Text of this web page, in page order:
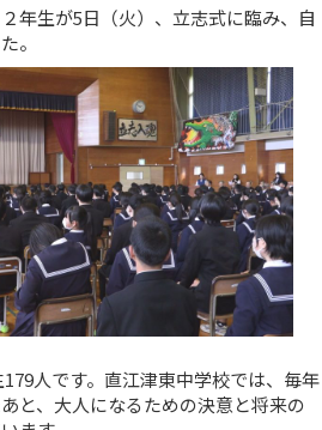
年生が5日（火）、立志式に臨み、自
。
人です。直江津東中学校では、毎年
と、大人になるための決意と将来の